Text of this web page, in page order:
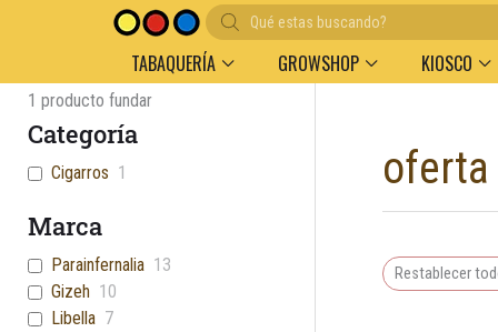
Búsqueda
de
productos
Entregas en el día en AMBA Descuento por
TABAQUERÍA GROWSHOP KIOSCO
1 producto fundar
Categoría
Cigarros 1
Marca
Parainfernalia 13
Gizeh 10
Libella 7
Restablecer